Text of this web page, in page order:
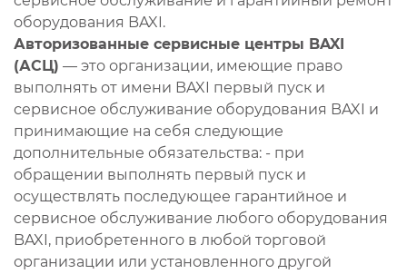
оборудования BAXI.
Авторизованные сервисные центры BAXI
(АСЦ) — это организации, имеющие право
выполнять от имени BAXI первый пуск и
сервисное обслуживание оборудования BAXI и
принимающие на себя следующие
дополнительные обязательства: - при
обращении выполнять первый пуск и
осуществлять последующее гарантийное и
сервисное обслуживание любого оборудования
BAXI, приобретенного в любой торговой
организации или установленного другой